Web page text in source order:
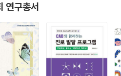
연구총서